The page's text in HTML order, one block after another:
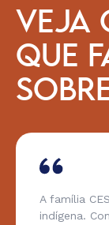
VEJA
QUE
A família
indígena.